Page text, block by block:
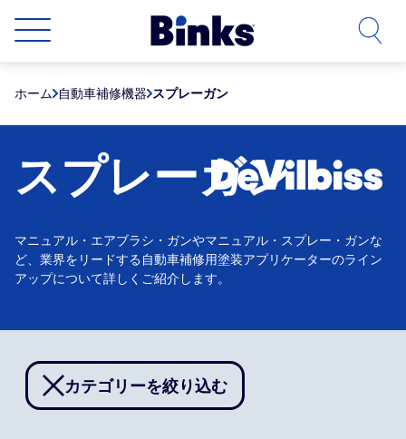
ホーム 自動車補修機器 スプレーガン
スプレーガン
マニュアル・エアブラシ・ガンやマニュアル・スプレー・ガンな
ど、業界をリードする自動車補修用塗装アプリケーターのライン
アップについて詳しくご紹介します。
カテゴリーを絞り込む